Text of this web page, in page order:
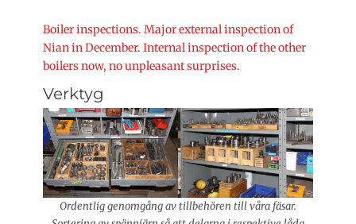
Boiler inspections. Major external inspection of
Nian in December. Internal inspection of the other
boilers now, no unpleasant surprises.
Verktyg
Ordentlig genomgång av tillbehören till våra fäsar.